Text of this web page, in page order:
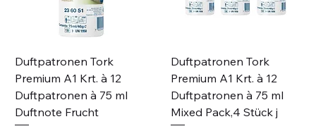
Duftpatronen Tork
Premium A1 Krt. à 12
Duftpatronen à 75 ml
Duftnote Frucht
Duftpatronen Tork
Premium A1 Krt. à 12
Duftpatronen à 75 ml
Mixed Pack,4 Stück j